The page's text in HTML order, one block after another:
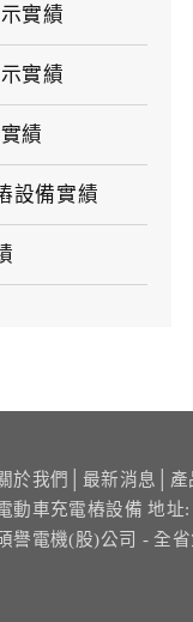
實績
實績
績
設備實績
於我們 最新消息 產
動車充電樁設備 地址
譽電機(股)公司 - 全省